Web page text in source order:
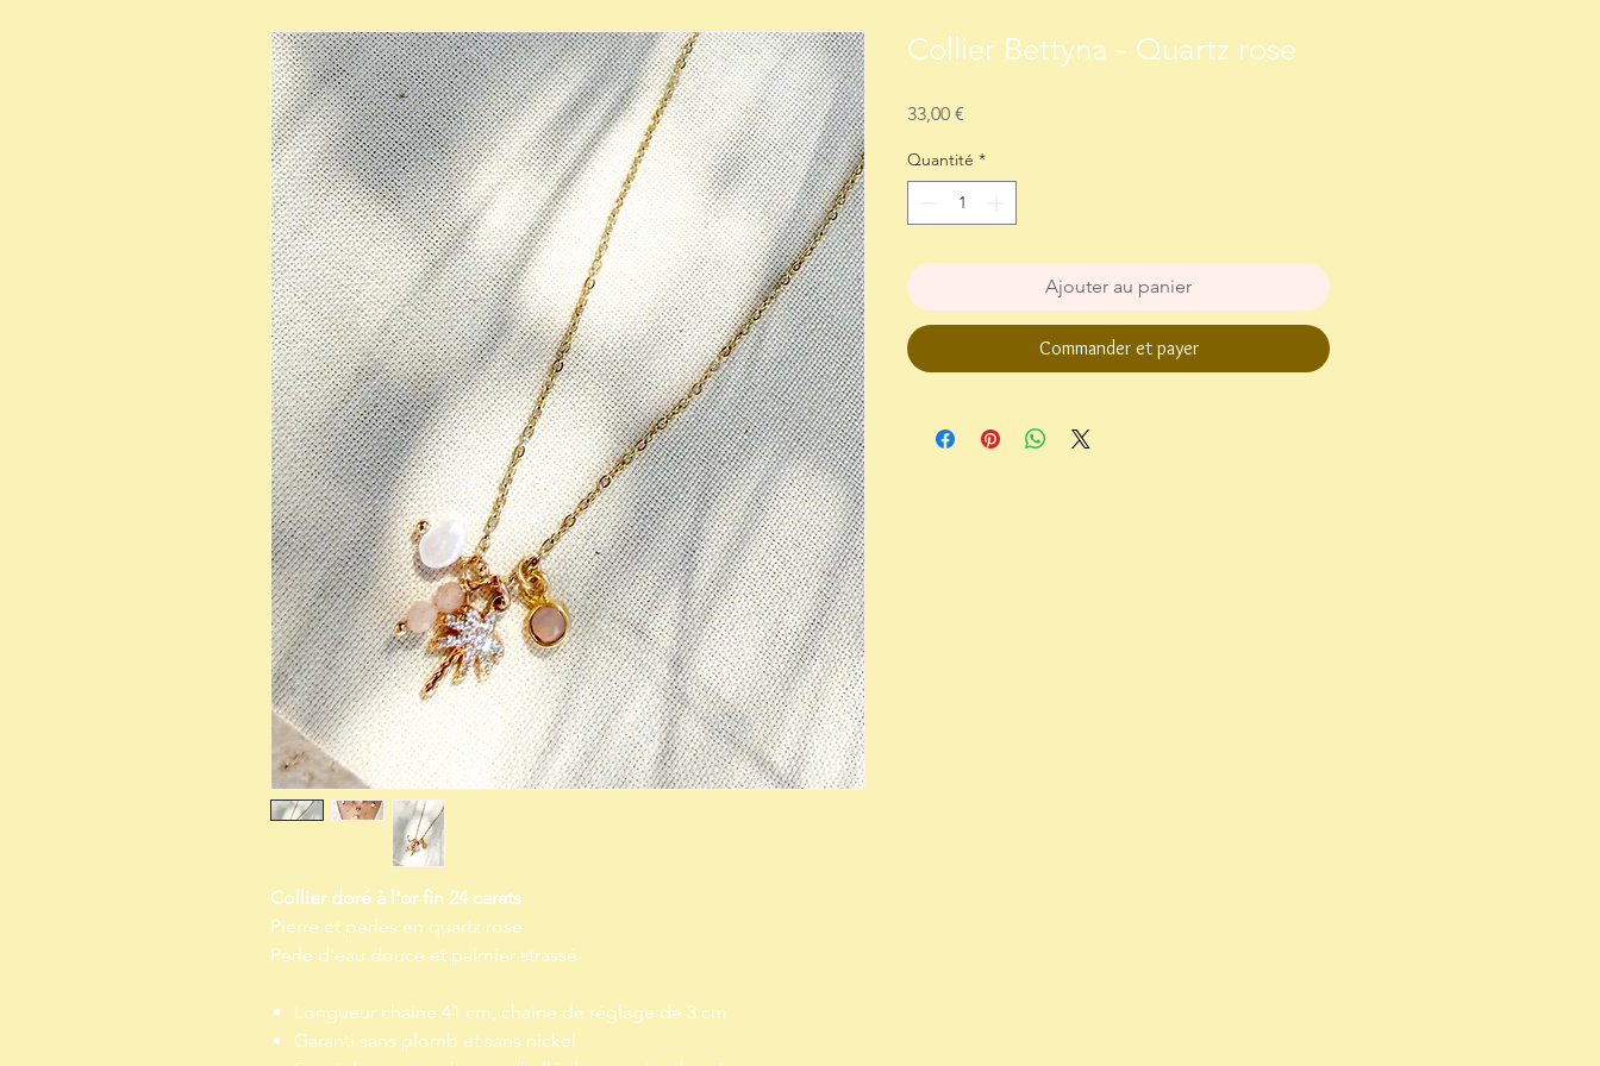
Collier doré à l'or fin 24 carats
Pierre et perles en quartz rose
Perle d'eau douce et palmier strassé
Longueur chaine 41 cm, chaine de réglage de 3 cm
Garanti sans plomb et sans nickel
Collier Bettyna - Quartz rose
33,00 €
Quantité *
Ajouter au panier
Commander et payer